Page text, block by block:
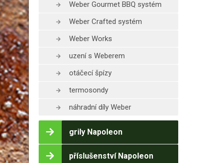
Weber Gourmet BBQ systém
Weber Crafted systém
Weber Works
uzení s Weberem
otáčecí špízy
termosondy
náhradní díly Weber
grily Napoleon
příslušenství Napoleon